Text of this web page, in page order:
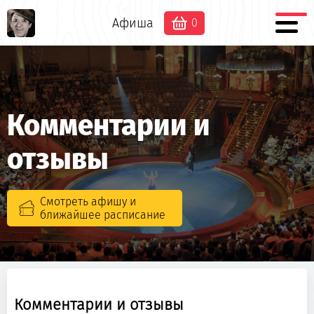
Афиша 0
Комментарии и
отзывы
Смотреть афишу и
ближайшее расписание
Комментарии и отзывы